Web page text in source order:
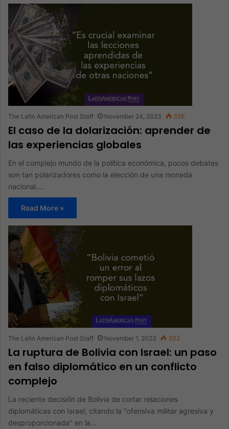
The Latin American Post Staff November 24, 2023 326
El caso de la dolarización: aprender de
las experiencias globales
En el complejo mundo de la política económica, pocos debates
son tan polarizadores como la elección de una moneda
nacional.…
Read More »
The Latin American Post Staff November 1, 2023 302
La ruptura de Bolivia con Israel: un paso
en falso diplomático en un conflicto
complejo
La reciente decisión de Bolivia de cortar relaciones
diplomáticas con Israel, citando la "ofensiva militar agresiva y
desproporcionada" en la…